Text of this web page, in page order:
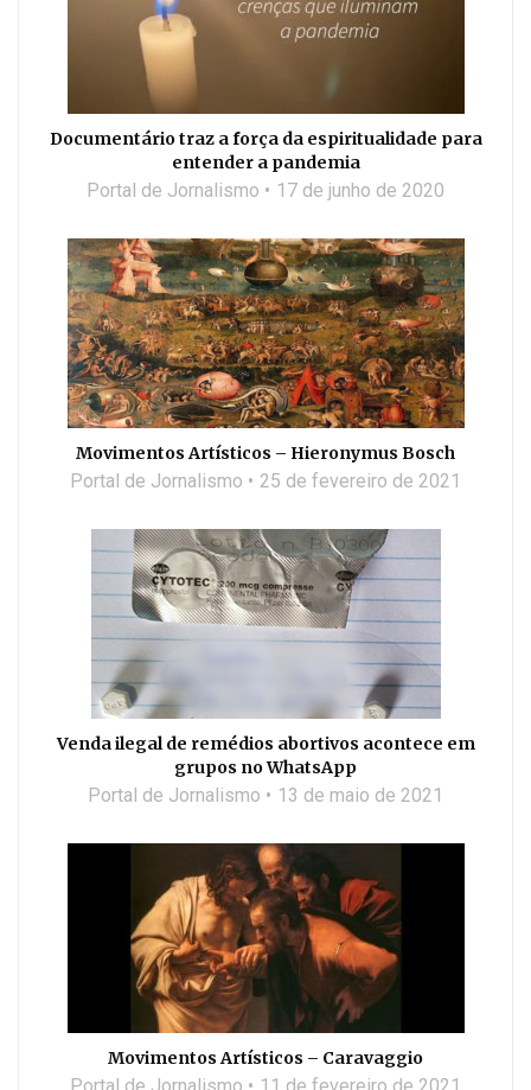
Documentário traz a força da espiritualidade para
entender a pandemia
Portal de Jornalismo 17 de junho de 2020
Movimentos Artísticos – Hieronymus Bosch
Portal de Jornalismo 25 de fevereiro de 2021
Venda ilegal de remédios abortivos acontece em
grupos no WhatsApp
Portal de Jornalismo 13 de maio de 2021
Movimentos Artísticos – Caravaggio